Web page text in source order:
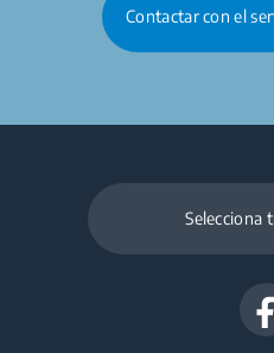
Contactar con el
Selecciona